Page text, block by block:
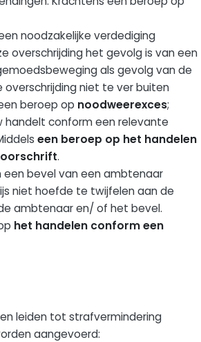
noodzakelijke verdediging
overschrijding het gevolg is van een
als gevolg van de
overschrijding niet te ver buiten
beroep op noodweerexces;
conform een relevante
een beroep op het handelen
.
bevel van een ambtenaar
niet hoefde te twijfelen aan de
ambtenaar en/ of het bevel.
het handelen conform een
leiden tot strafvermindering
aangevoerd: